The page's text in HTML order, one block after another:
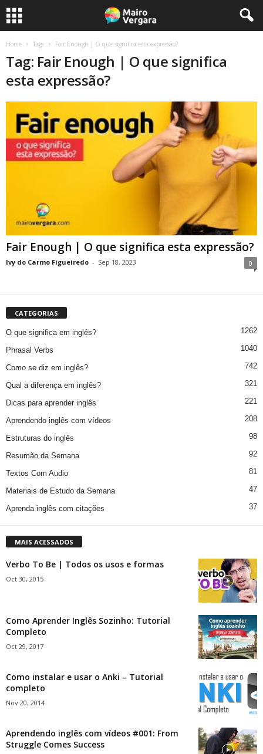
Home Tags Fair Enough | O que significa esta expressão?
Tag: Fair Enough | O que significa
esta expressão?
Fair Enough | O que significa esta expressão?
Ivy do Carmo Figueiredo - Sep 18, 2023 0
CATEGORIAS
O que significa em inglês? 1262
Phrasal Verbs 1040
Como se diz em inglês? 742
Qual a diferença em inglês? 321
Dicas para aprender inglês 221
Aprendendo inglês com vídeos 208
Estruturas do inglês 98
Resumão da Semana 92
Textos Com Audio 81
Materiais de Estudo da Semana 47
Aprenda inglês com citações 37
MAIS ACESSADOS
Verbo To Be | Todos os usos e formas
Oct 30, 2015
Como Aprender Inglês Sozinho: Tutorial
Completo
Oct 29, 2017
Como instalar e usar o Anki – Tutorial
completo
Nov 20, 2014
Aprendendo inglês com vídeos #001: From
Struggle Comes Success